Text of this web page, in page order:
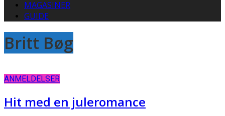
MAGASINER
GUIDE
Britt Bøg
ANMELDELSER
Hit med en juleromance